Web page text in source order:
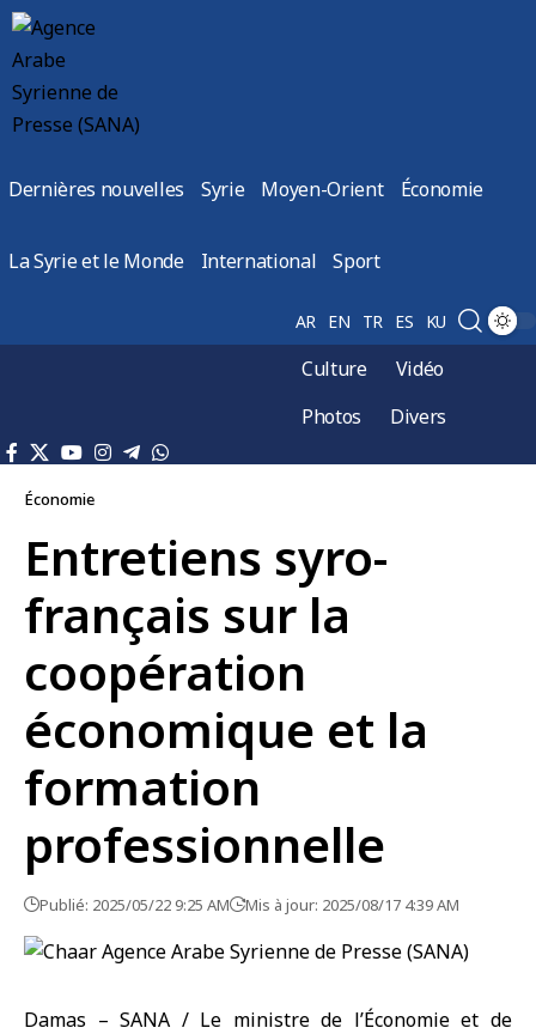
Dernières nouvelles Syrie Moyen-Orient Économie
La Syrie et le Monde International Sport
AR EN TR ES KU
Culture
Vidéo
Photos
Divers
Économie
Entretiens syro-
français sur la
coopération
économique et la
formation
professionnelle
Publié: 2025/05/22 9:25 AM Mis à jour: 2025/08/17 4:39 AM
Damas – SANA / Le ministre de l’Économie et de